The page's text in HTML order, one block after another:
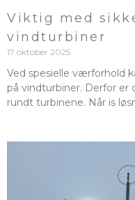
Viktig med
vindturbiner
17 oktober 2025
Ved spesielle værforhold
på vindturbiner. Derfor
rundt turbinene. Når is